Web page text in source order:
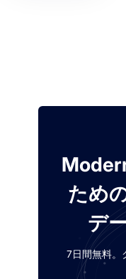
ため
デ
7日間無料。